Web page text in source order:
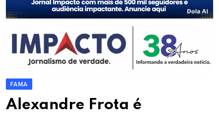
FAMA
Alexandre Frota é